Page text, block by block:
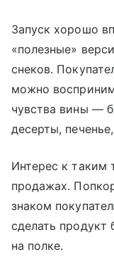
Запуск хорошо
«полезные»
снеков.
можно
чувства вины —
десерты,
Интерес к таким
продажах.
знаком
сделать
на полке.